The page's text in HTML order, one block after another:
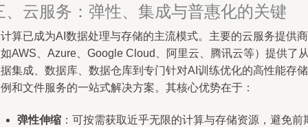
、云服务：弹性、集成与普惠化的关键
算已成为AI数据处理与存储的主流模式。主要的云服务提供商
AWS、Azure、Google Cloud、阿里云、腾讯云等）提供了
集成、数据库、数据仓库到专门针对AI训练优化的高性能存储
和文件服务的一站式解决方案。其核心优势在于：
弹性伸缩 ：可按需获取近乎无限的计算与存储资源，避免前